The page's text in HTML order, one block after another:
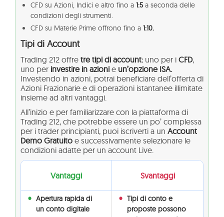
CFD su Azioni, Indici e altro fino a 1:5a seconda delle
condizioni degli strumenti.
CFD su Materie Prime offrono fino a 1:10.
Tipi di Account
Trading 212 offre tre tipi di account: uno per i CFD,
uno per investire in azioni e un’opzione ISA.
Investendo in azioni, potrai beneficiare dell’offerta di
Azioni Frazionarie e di operazioni istantanee illimitate
insieme ad altri vantaggi.
All’inizio e per familiarizzare con la piattaforma di
Trading 212, che potrebbe essere un po’ complessa
per i trader principianti, puoi iscriverti a un Account
Demo Gratuito e successivamente selezionare le
condizioni adatte per un account Live.
Vantaggi Svantaggi
Apertura rapida di
un conto digitale
Tipi di conto e
proposte possono